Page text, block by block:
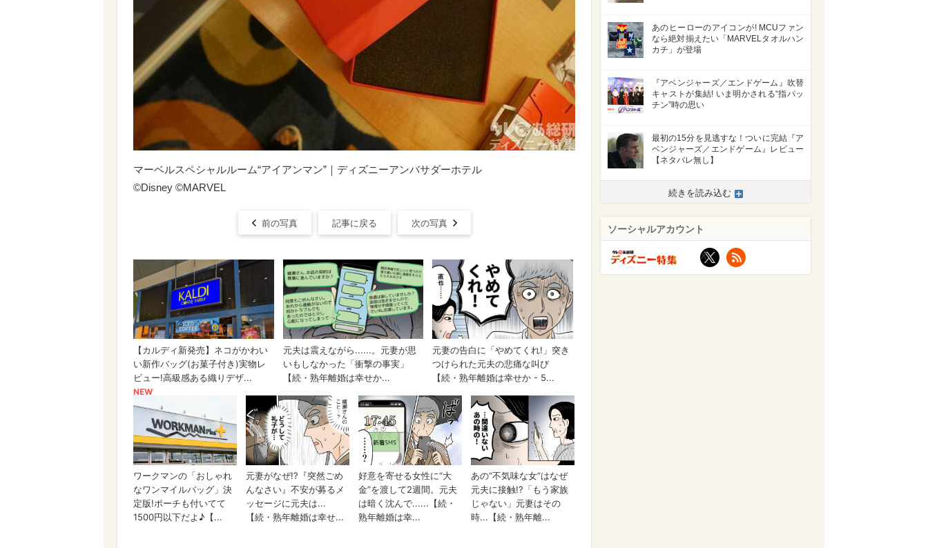
マーベルスペシャルルーム“アイアンマン”｜ディズニーアンバサダーホテル
©Disney ©MARVEL
前の写真 記事に戻る 次の写真
あのヒーローのアイコンが! MCUファン
なら絶対揃えたい「MARVELタオルハン
カチ」が登場
『アベンジャーズ／エンドゲーム』吹替
キャストが集結! いま明かされる“指パッ
チン”時の思い
最初の15分を見逃すな！ついに完結『ア
ベンジャーズ／エンドゲーム』レビュー
【ネタバレ無し】
続きを読み込む
ソーシャルアカウント
X